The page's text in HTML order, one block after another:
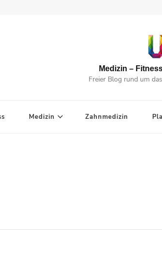
Medizin –
Freier Blog rund um
Medizin Zahnmedizin